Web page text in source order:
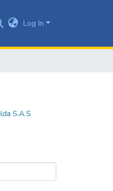
Log In
S.A.S